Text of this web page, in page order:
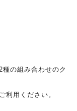
の組み合わせのク
利用ください。